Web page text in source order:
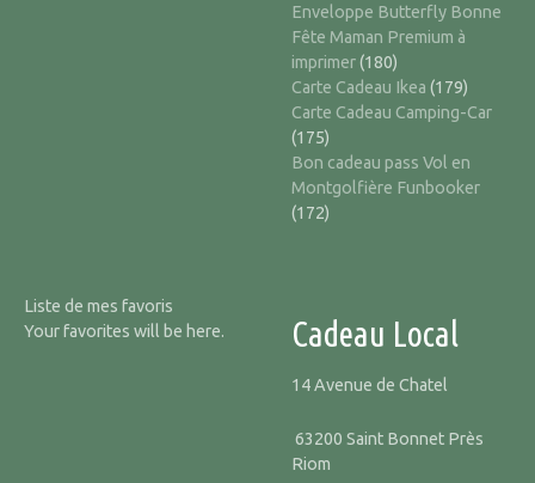
Enveloppe Butterfly Bonne
Fête Maman Premium à
imprimer(180)
Carte Cadeau Ikea (179)
Carte Cadeau Camping-Car
(175)
Bon cadeau pass Vol en
Montgolfière Funbooker
(172)
Liste de mes favoris
Your favorites will be here.
Cadeau Local
14 Avenue de Chatel
63200 Saint Bonnet Près
Riom